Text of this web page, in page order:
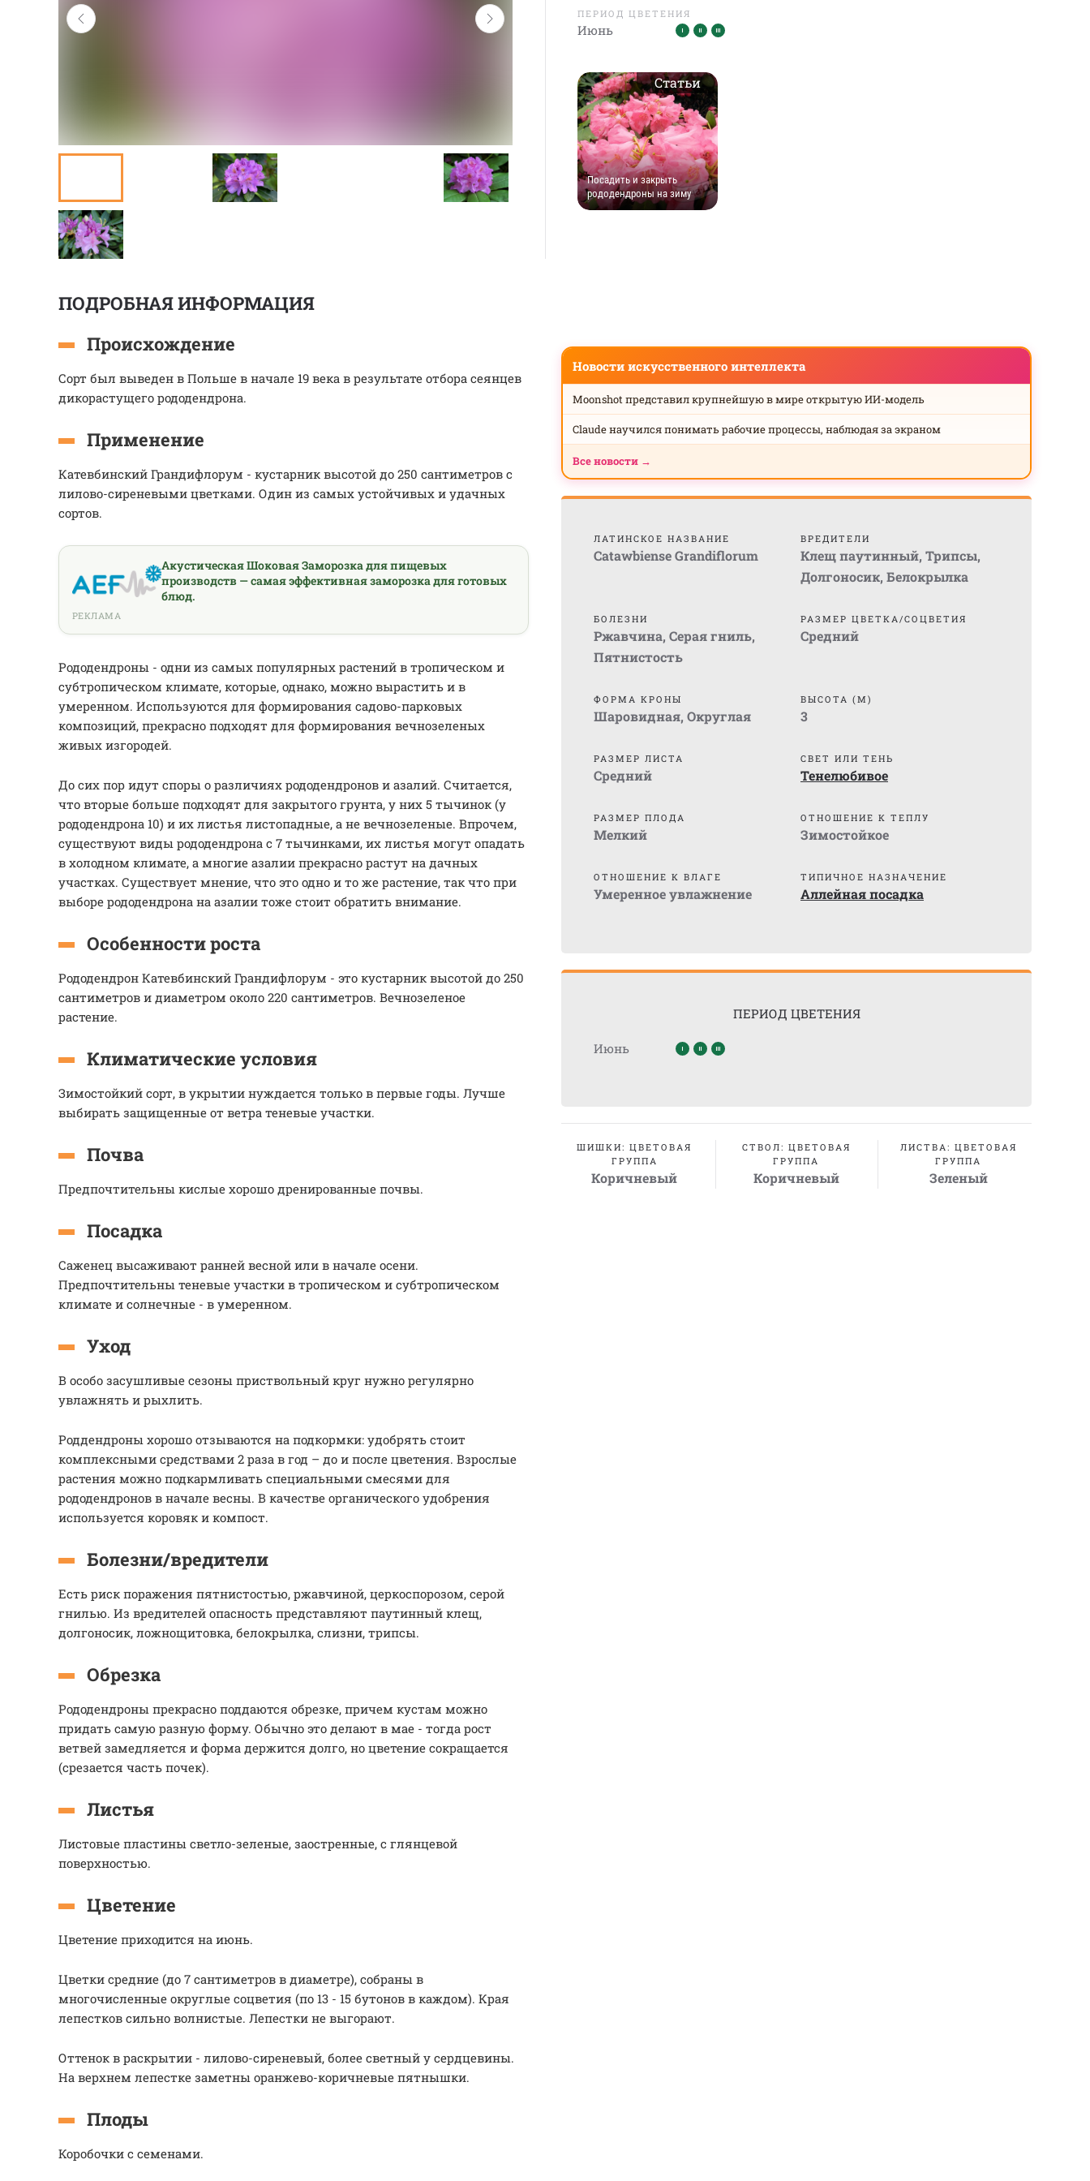
ПЕРИОД ЦВЕТЕНИЯ
Июнь
Посадить и закрыть
рододендроны на зиму
Статьи
ПОДРОБНАЯ ИНФОРМАЦИЯ
Происхождение
Сорт был выведен в Польше в начале 19 века в результате отбора сеянцев
дикорастущего рододендрона.
Применение
Катевбинский Грандифлорум - кустарник высотой до 250 сантиметров с
лилово-сиреневыми цветками. Один из самых устойчивых и удачных
сортов.
Акустическая Шоковая Заморозка для пищевых
производств — самая эффективная заморозка для готовых
блюд.
РЕКЛАМА
Рододендроны - одни из самых популярных растений в тропическом и
субтропическом климате, которые, однако, можно вырастить и в
умеренном. Используются для формирования садово-парковых
композиций, прекрасно подходят для формирования вечнозеленых
живых изгородей.
До сих пор идут споры о различиях рододендронов и азалий. Считается,
что вторые больше подходят для закрытого грунта, у них 5 тычинок (у
рододендрона 10) и их листья листопадные, а не вечнозеленые. Впрочем,
существуют виды рододендрона с 7 тычинками, их листья могут опадать
в холодном климате, а многие азалии прекрасно растут на дачных
участках. Существует мнение, что это одно и то же растение, так что при
выборе рододендрона на азалии тоже стоит обратить внимание.
Особенности роста
Рододендрон Катевбинский Грандифлорум - это кустарник высотой до 250
сантиметров и диаметром около 220 сантиметров. Вечнозеленое
растение.
Климатические условия
Зимостойкий сорт, в укрытии нуждается только в первые годы. Лучше
выбирать защищенные от ветра теневые участки.
Почва
Предпочтительны кислые хорошо дренированные почвы.
Посадка
Саженец высаживают ранней весной или в начале осени.
Предпочтительны теневые участки в тропическом и субтропическом
климате и солнечные - в умеренном.
Уход
В особо засушливые сезоны приствольный круг нужно регулярно
увлажнять и рыхлить.
Роддендроны хорошо отзываются на подкормки: удобрять стоит
комплексными средствами 2 раза в год – до и после цветения. Взрослые
растения можно подкармливать специальными смесями для
рододендронов в начале весны. В качестве органического удобрения
используется коровяк и компост.
Болезни/вредители
Есть риск поражения пятнистостью, ржавчиной, церкоспорозом, серой
гнилью. Из вредителей опасность представляют паутинный клещ,
долгоносик, ложнощитовка, белокрылка, слизни, трипсы.
Обрезка
Рододендроны прекрасно поддаются обрезке, причем кустам можно
придать самую разную форму. Обычно это делают в мае - тогда рост
ветвей замедляется и форма держится долго, но цветение сокращается
(срезается часть почек).
Листья
Листовые пластины светло-зеленые, заостренные, с глянцевой
поверхностью.
Цветение
Цветение приходится на июнь.
Цветки средние (до 7 сантиметров в диаметре), собраны в
многочисленные округлые соцветия (по 13 - 15 бутонов в каждом). Края
лепестков сильно волнистые. Лепестки не выгорают.
Оттенок в раскрытии - лилово-сиреневый, более светный у сердцевины.
На верхнем лепестке заметны оранжево-коричневые пятнышки.
Плоды
Коробочки с семенами.
Новости искусственного интеллекта
Moonshot представил крупнейшую в мире открытую ИИ-модель
Claude научился понимать рабочие процессы, наблюдая за экраном
Все новости →
ЛАТИНСКОЕ НАЗВАНИЕ
Catawbiense Grandiflorum
ВРЕДИТЕЛИ
Клещ паутинный, Трипсы,
Долгоносик, Белокрылка
БОЛЕЗНИ
Ржавчина, Серая гниль,
Пятнистость
РАЗМЕР ЦВЕТКА/СОЦВЕТИЯ
Средний
ФОРМА КРОНЫ
Шаровидная, Округлая
ВЫСОТА (М)
3
РАЗМЕР ЛИСТА
Средний
СВЕТ ИЛИ ТЕНЬ
Тенелюбивое
РАЗМЕР ПЛОДА
Мелкий
ОТНОШЕНИЕ К ТЕПЛУ
Зимостойкое
ОТНОШЕНИЕ К ВЛАГЕ
Умеренное увлажнение
ТИПИЧНОЕ НАЗНАЧЕНИЕ
Аллейная посадка
ПЕРИОД ЦВЕТЕНИЯ
Июнь
ШИШКИ: ЦВЕТОВАЯ
ГРУППА
Коричневый
СТВОЛ: ЦВЕТОВАЯ
ГРУППА
Коричневый
ЛИСТВА: ЦВЕТОВАЯ
ГРУППА
Зеленый